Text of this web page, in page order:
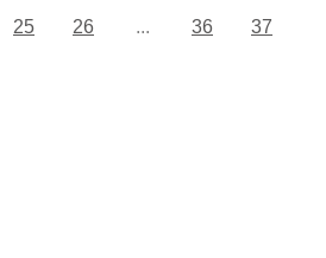
25 26 ... 36 37